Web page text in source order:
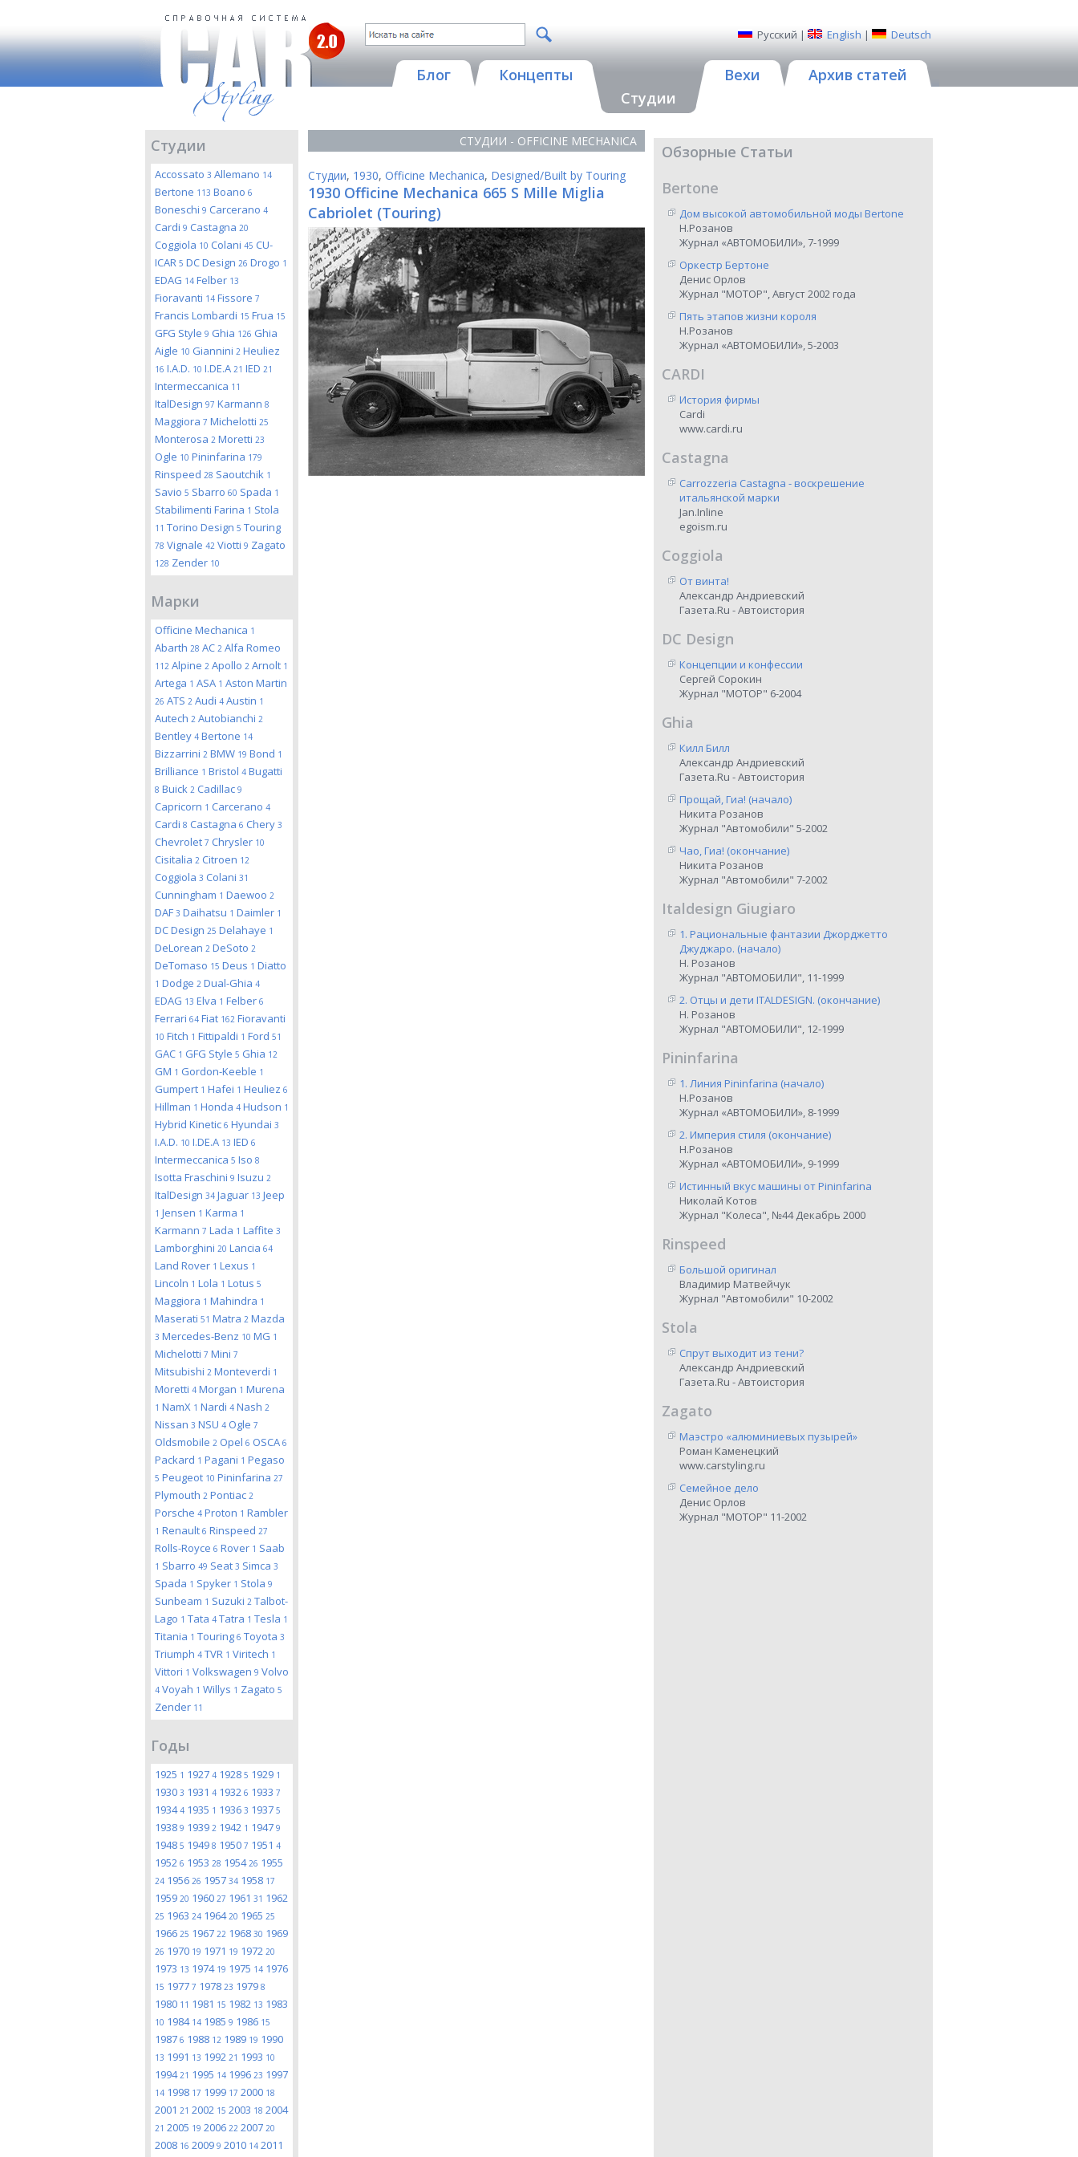
Русский | English | Deutsch
Блог
Концепты
Студии
Вехи Архив статей
Студии
Accossato 3 Allemano 14
Bertone 113 Boano 6
Boneschi 9 Carcerano 4
Cardi 9 Castagna 20
Coggiola 10 Colani 45 CU-
ICAR 5 DC Design 26 Drogo 1
EDAG 14 Felber 13
Fioravanti 14 Fissore 7
Francis Lombardi 15 Frua 15
GFG Style 9 Ghia 126 Ghia
Aigle 10 Giannini 2 Heuliez
16 I.A.D. 10 I.DE.A 21 IED 21
Intermeccanica 11
ItalDesign 97 Karmann 8
Maggiora 7 Michelotti 25
Monterosa 2 Moretti 23
Ogle 10 Pininfarina 179
Rinspeed 28 Saoutchik 1
Savio 5 Sbarro 60 Spada 1
Stabilimenti Farina 1 Stola
11 Torino Design 5 Touring
78 Vignale 42 Viotti 9 Zagato
128 Zender 10
Марки
Officine Mechanica 1
Abarth 28 AC 2 Alfa Romeo
112 Alpine 2 Apollo 2 Arnolt 1
Artega 1 ASA 1 Aston Martin
26 ATS 2 Audi 4 Austin 1
Autech 2 Autobianchi 2
Bentley 4 Bertone 14
Bizzarrini 2 BMW 19 Bond 1
Brilliance 1 Bristol 4 Bugatti
8 Buick 2 Cadillac 9
Capricorn 1 Carcerano 4
Cardi 8 Castagna 6 Chery 3
Chevrolet 7 Chrysler 10
Cisitalia 2 Citroen 12
Coggiola 3 Colani 31
Cunningham 1 Daewoo 2
DAF 3 Daihatsu 1 Daimler 1
DC Design 25 Delahaye 1
DeLorean 2 DeSoto 2
DeTomaso 15 Deus 1 Diatto
1 Dodge 2 Dual-Ghia 4
EDAG 13 Elva 1 Felber 6
Ferrari 64 Fiat 162 Fioravanti
10 Fitch 1 Fittipaldi 1 Ford 51
GAC 1 GFG Style 5 Ghia 12
GM 1 Gordon-Keeble 1
Gumpert 1 Hafei 1 Heuliez 6
Hillman 1 Honda 4 Hudson 1
Hybrid Kinetic 6 Hyundai 3
I.A.D. 10 I.DE.A 13 IED 6
Intermeccanica 5 Iso 8
Isotta Fraschini 9 Isuzu 2
ItalDesign 34 Jaguar 13 Jeep
1 Jensen 1 Karma 1
Karmann 7 Lada 1 Laffite 3
Lamborghini 20 Lancia 64
Land Rover 1 Lexus 1
Lincoln 1 Lola 1 Lotus 5
Maggiora 1 Mahindra 1
Maserati 51 Matra 2 Mazda
3 Mercedes-Benz 10 MG 1
Michelotti 7 Mini 7
Mitsubishi 2 Monteverdi 1
Moretti 4 Morgan 1 Murena
1 NamX 1 Nardi 4 Nash 2
Nissan 3 NSU 4 Ogle 7
Oldsmobile 2 Opel 6 OSCA 6
Packard 1 Pagani 1 Pegaso
5 Peugeot 10 Pininfarina 27
Plymouth 2 Pontiac 2
Porsche 4 Proton 1 Rambler
1 Renault 6 Rinspeed 27
Rolls-Royce 6 Rover 1 Saab
1 Sbarro 49 Seat 3 Simca 3
Spada 1 Spyker 1 Stola 9
Sunbeam 1 Suzuki 2 Talbot-
Lago 1 Tata 4 Tatra 1 Tesla 1
Titania 1 Touring 6 Toyota 3
Triumph 4 TVR 1 Viritech 1
Vittori 1 Volkswagen 9 Volvo
4 Voyah 1 Willys 1 Zagato 5
Zender 11
Годы
1925 1 1927 4 1928 5 1929 1
1930 3 1931 4 1932 6 1933 7
19344 1935 1 1936 3 1937 5
1938 9 1939 2 1942 1 1947 9
1948 5 1949 8 1950 7 1951 4
1952 6 1953 28 195426 1955
24 1956 26 1957 34 1958 17
1959 20 1960 27 1961 31 1962
25 1963 24 196420 1965 25
1966 25 1967 22 1968 30 1969
26 1970 19 1971 19 1972 20
1973 13 1974 19 1975 14 1976
15 1977 7 1978 23 1979 8
1980 11 1981 15 1982 13 1983
10 1984 14 1985 9 1986 15
1987 6 1988 12 1989 19 1990
13 1991 13 1992 21 1993 10
199421 1995 14 1996 23 1997
14 1998 17 1999 17 2000 18
2001 21 2002 15 2003 18 2004
21 2005 19 2006 22 2007 20
2008 16 2009 9 2010 14 2011
СТУДИИ - OFFICINE MECHANICA
Студии, 1930, Officine Mechanica, Designed/Built by Touring
1930 Officine Mechanica 665 S Mille Miglia
Cabriolet (Touring)
Обзорные Статьи
Bertone
Дом высокой автомобильной моды Bertone
Н.Розанов
Журнал «АВТОМОБИЛИ», 7-1999
Оркестр Бертоне
Денис Орлов
Журнал "МОТОР", Август 2002 года
Пять этапов жизни короля
Н.Розанов
Журнал «АВТОМОБИЛИ», 5-2003
CARDI
История фирмы
Cardi
www.cardi.ru
Castagna
Carrozzeria Castagna - воскрешение
итальянской марки
Jan.Inline
egoism.ru
Coggiola
От винта!
Александр Андриевский
Газета.Ru - Автоистория
DC Design
Концепции и конфессии
Сергей Сорокин
Журнал "МОТОР" 6-2004
Ghia
Килл Билл
Александр Андриевский
Газета.Ru - Автоистория
Прощай, Гиа! (начало)
Никита Розанов
Журнал "Автомобили" 5-2002
Чао, Гиа! (окончание)
Никита Розанов
Журнал "Автомобили" 7-2002
Italdesign Giugiaro
1. Рациональные фантазии Джорджетто
Джуджаро. (начало)
Н. Розанов
Журнал "АВТОМОБИЛИ", 11-1999
2. Отцы и дети ITALDESIGN. (окончание)
Н. Розанов
Журнал "АВТОМОБИЛИ", 12-1999
Pininfarina
1. Линия Pininfarina (начало)
Н.Розанов
Журнал «АВТОМОБИЛИ», 8-1999
2. Империя стиля (окончание)
Н.Розанов
Журнал «АВТОМОБИЛИ», 9-1999
Истинный вкус машины от Pininfarina
Николай Котов
Журнал "Колеса", №44 Декабрь 2000
Rinspeed
Большой оригинал
Владимир Матвейчук
Журнал "Автомобили" 10-2002
Stola
Спрут выходит из тени?
Александр Андриевский
Газета.Ru - Автоистория
Zagato
Маэстро «алюминиевых пузырей»
Роман Каменецкий
www.carstyling.ru
Семейное дело
Денис Орлов
Журнал "МОТОР" 11-2002